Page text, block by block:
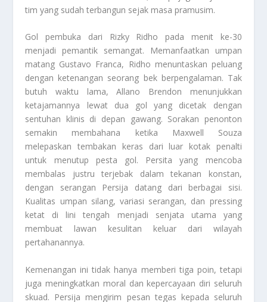
tim yang sudah terbangun sejak masa pramusim.
Gol pembuka dari Rizky Ridho pada menit ke-30
menjadi pemantik semangat. Memanfaatkan umpan
matang Gustavo Franca, Ridho menuntaskan peluang
dengan ketenangan seorang bek berpengalaman. Tak
butuh waktu lama, Allano Brendon menunjukkan
ketajamannya lewat dua gol yang dicetak dengan
sentuhan klinis di depan gawang. Sorakan penonton
semakin membahana ketika Maxwell Souza
melepaskan tembakan keras dari luar kotak penalti
untuk menutup pesta gol. Persita yang mencoba
membalas justru terjebak dalam tekanan konstan,
dengan serangan Persija datang dari berbagai sisi.
Kualitas umpan silang, variasi serangan, dan pressing
ketat di lini tengah menjadi senjata utama yang
membuat lawan kesulitan keluar dari wilayah
pertahanannya.
Kemenangan ini tidak hanya memberi tiga poin, tetapi
juga meningkatkan moral dan kepercayaan diri seluruh
skuad. Persija mengirim pesan tegas kepada seluruh